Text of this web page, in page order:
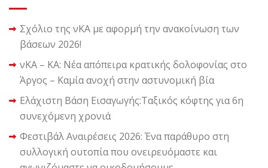
Σχόλιο της νΚΑ με αφορμή την ανακοίνωση των
βάσεων 2026!
νΚΑ – ΚΑ: Νέα απόπειρα κρατικής δολοφονίας στο
Άργος – Καμία ανοχή στην αστυνομική βία
Ελάχιστη Βάση Εισαγωγής:Ταξικός κόφτης για 6η
συνεχόμενη χρονιά
Φεστιβάλ Αναιρέσεις 2026: Ένα παράθυρο στη
συλλογική ουτοπία που ονειρευόμαστε και